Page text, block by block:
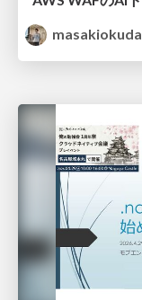
masakiokuda